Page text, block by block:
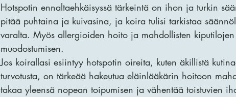
Hotspotin ennaltaehkäisyssä tärkeintä on ihon ja turkin
pitää puhtaina ja kuivasina, ja koira tulisi tarkistaa
varalta. Myös allergioiden hoito ja mahdollisten
muodostumisen.
Jos koirallasi esiintyy hotspotin oireita, kuten äkillistä
turvotusta, on tärkeää hakeutua eläinlääkärin hoitoon
takaa yleensä nopean toipumisen ja vähentää toistuvien